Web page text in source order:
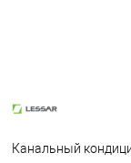
Канальный